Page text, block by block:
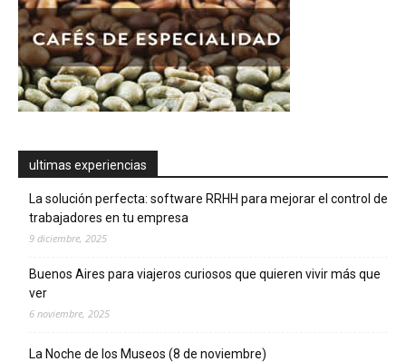
ultimas experiencias
La solución perfecta: software RRHH para mejorar el control de
trabajadores en tu empresa
9 diciembre, 2025
Buenos Aires para viajeros curiosos que quieren vivir más que
ver
6 noviembre, 2025
La Noche de los Museos (8 de noviembre)